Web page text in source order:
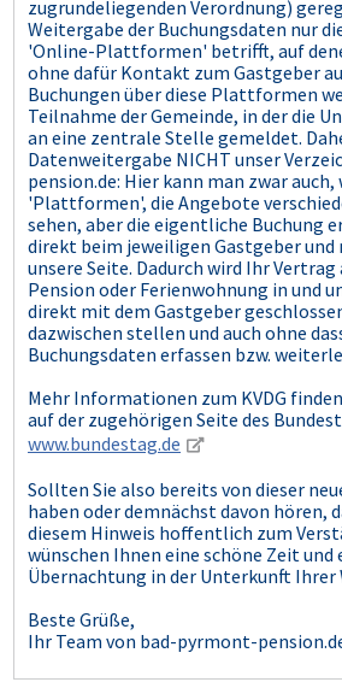
zugrundeliegenden Verordnung)
Weitergabe der Buchungsdaten nur
'Online-Plattformen' betrifft, auf
ohne dafür Kontakt zum Gastgeber
Buchungen über diese Plattformen
Teilnahme der Gemeinde, in der die
an eine zentrale Stelle gemeldet.
Datenweitergabe NICHT unser
pension.de: Hier kann man zwar auch,
'Plattformen', die Angebote
sehen, aber die eigentliche Buchung
direkt beim jeweiligen Gastgeber
unsere Seite. Dadurch wird Ihr
Pension oder Ferienwohnung in und
direkt mit dem Gastgeber
dazwischen stellen und auch ohne
Buchungsdaten erfassen bzw.
Mehr Informationen zum KVDG
auf der zugehörigen Seite des
www.bundestag.de
Sollten Sie also bereits von dieser
haben oder demnächst davon hören,
diesem Hinweis hoffentlich zum
wünschen Ihnen eine schöne Zeit und
Übernachtung in der Unterkunft Ihrer
Beste Grüße,
Ihr Team von bad-pyrmont-